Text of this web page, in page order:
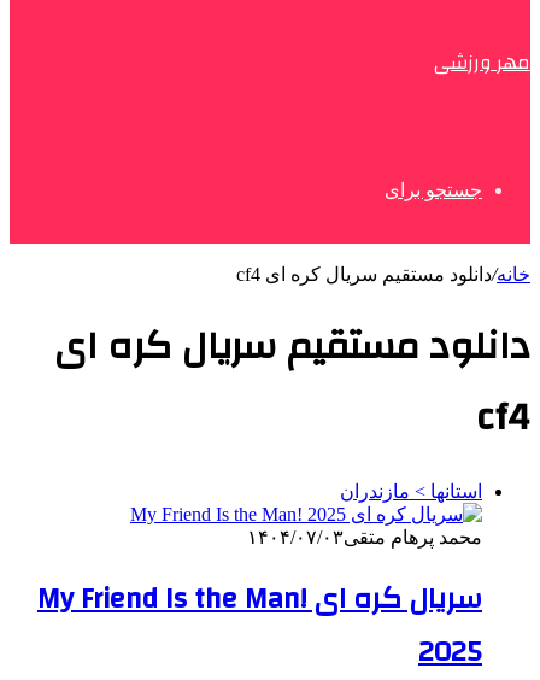
مهر ورزشی
جستجو برای
خانه/دانلود مستقیم سریال کره ای cf4
دانلود مستقیم سریال کره ای
cf4
استانها > مازندران
محمد پرهام متقی۱۴۰۴/۰۷/۰۳
سریال کره ای My Friend Is the Man!
2025